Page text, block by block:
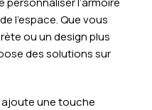
l’espace. Que vous
ou un design plus
des solutions sur
ajoute une touche